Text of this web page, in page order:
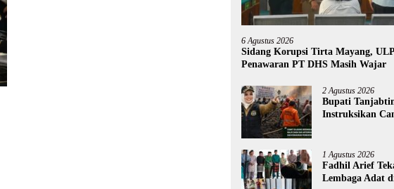
6 Agustus 2026
Sidang Korupsi Tirta Mayang,
Penawaran PT DHS Masih Wajar
2 Agustus 2026
Bupati
Instruksikan
1 Agustus 2026
Fadhil Arief
Lembaga Adat